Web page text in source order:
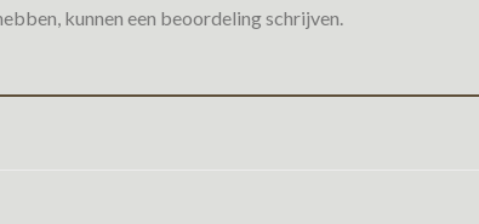
kunnen een beoordeling schrijven.